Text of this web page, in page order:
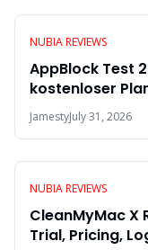
NUBIA REVIEWS
AppBlock Test
kostenloser
JamestyJuly 31, 2026
NUBIA REVIEWS
CleanMyMac X
Trial, Pricing,